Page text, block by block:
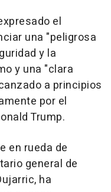
el
una "peligrosa
y la
y una "clara
a principios
por el
Trump.
en rueda de
general de
ha